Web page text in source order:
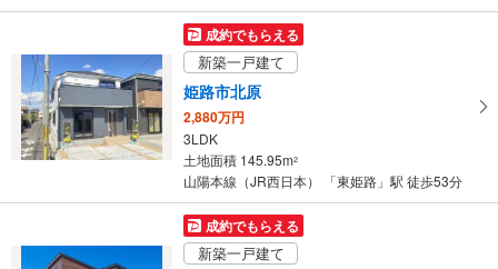
イ
ー
ジ
に
存
る
成約でもらえる
新築一戸建て
姫路市北原
2,880万円
3LDK
土地面積 145.95m2
山陽本線（JR西日本） 「東姫路」駅 徒歩53分
成約でもらえる
新築一戸建て